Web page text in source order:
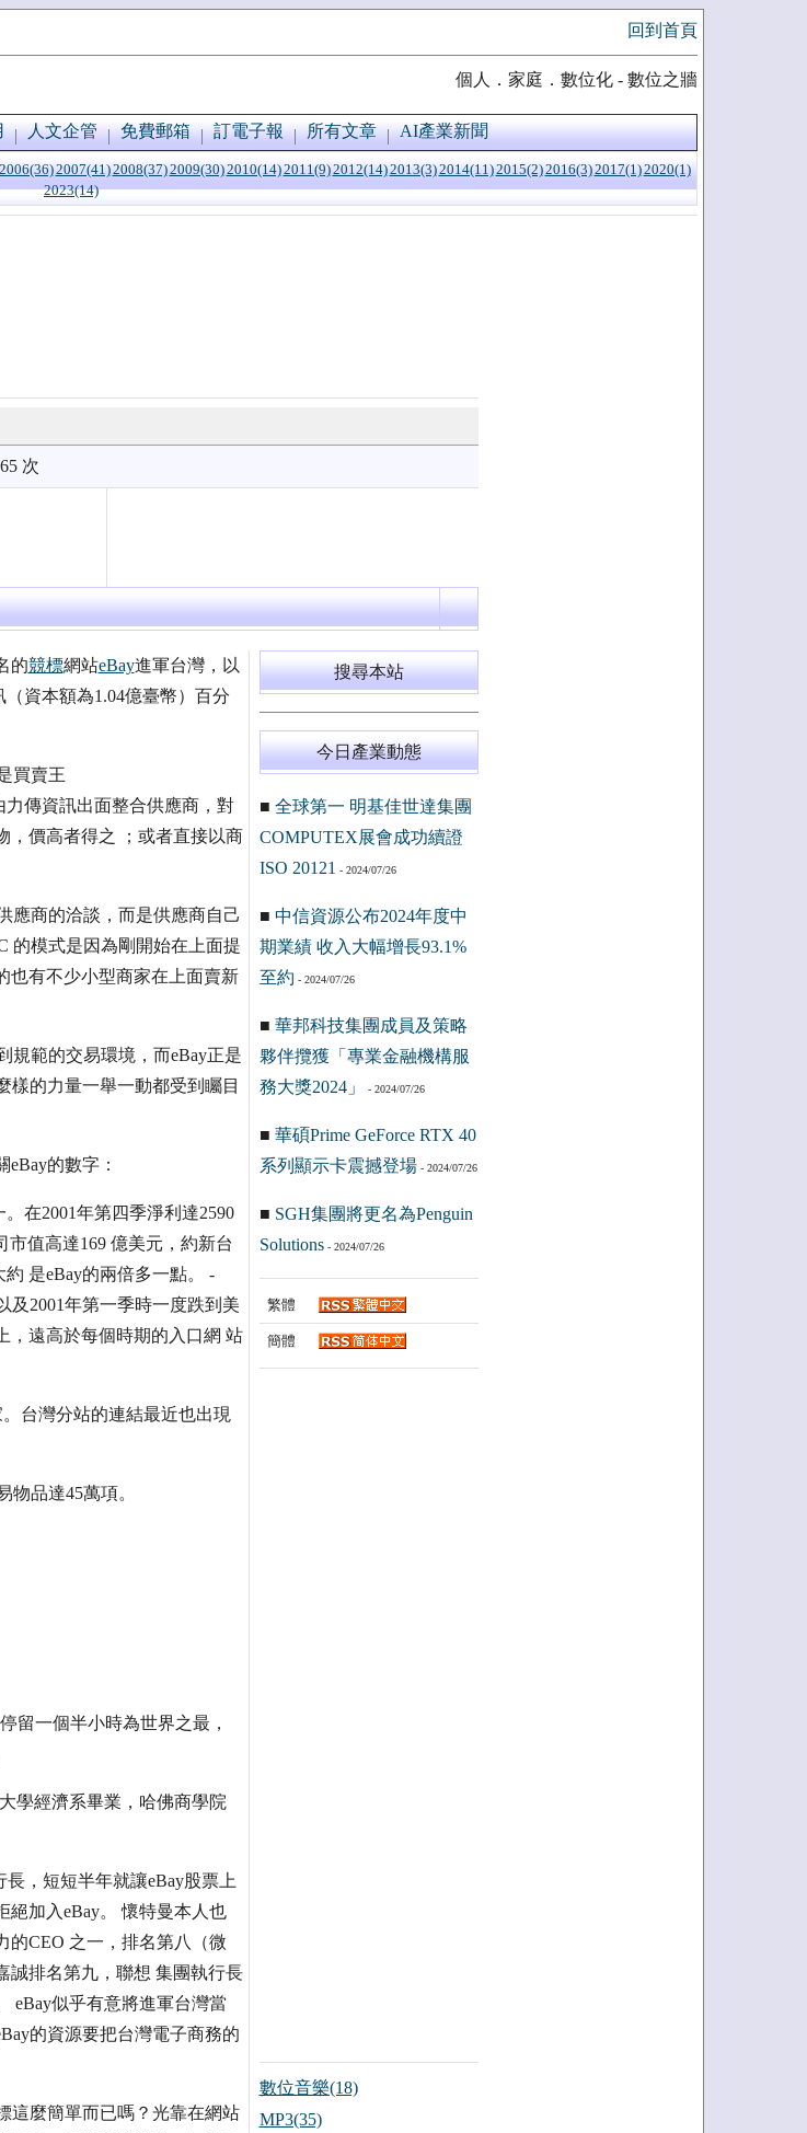
回到首頁
個人．家庭．數位化 - 數位之牆
人文企管 免費郵箱 訂電子報 所有文章 AI產業新聞
2006(36)2007(41)2008(37)2009(30)2010(14)2011(9)2012(14)2013(3)2014(11)2015(2)2016(3)2017(1)2020(1)
2023(14)
次
的競標網站eBay進軍台灣，以
資本額為1.04億臺幣）百分
買賣王
力傳資訊出面整合供應商，對
，價高者得之 ；或者直接以商
應商的洽談，而是供應商自己
的模式是因為剛開始在上面提
也有不少小型商家在上面賣新
規範的交易環境，而eBay正是
樣的力量一舉一動都受到矚目
的數字：
在2001年第四季淨利達2590
市值高達169 億美元，約新台
是eBay的兩倍多一點。 -
及2001年第一季時一度跌到美
，遠高於每個時期的入口網 站
台灣分站的連結最近也出現
品達45萬項。
留一個半小時為世界之最，
學經濟系畢業，哈佛商學院
，短短半年就讓eBay股票上
加入eBay。 懷特曼本人也
的CEO 之一，排名第八（微
誠排名第九，聯想 集團執行長
eBay似乎有意將進軍台灣當
的資源要把台灣電子商務的
這麼簡單而已嗎？光靠在網站
搜尋本站
今日產業動態
■ 全球第一 明基佳世達集團
COMPUTEX展會成功續證
ISO 20121 - 2024/07/26
■ 中信資源公布2024年度中
期業績 收入大幅增長93.1%
至約 - 2024/07/26
■ 華邦科技集團成員及策略
夥伴攬獲「專業金融機構服
務大獎2024」
- 2024/07/26
■ 華碩Prime GeForce RTX 40
系列顯示卡震撼登場- 2024/07/26
■ SGH集團將更名為Penguin
Solutions- 2024/07/26
繁體
簡體
數位音樂(18)
MP3(35)